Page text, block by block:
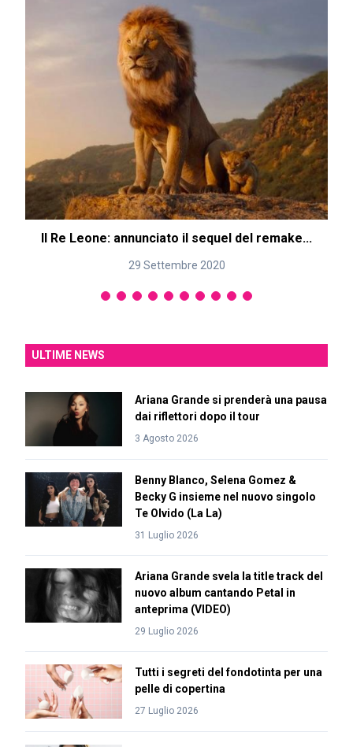
Il Re Leone: annunciato il sequel del remake...
29 Settembre 2020
ULTIME NEWS
Ariana Grande si prenderà una pausa
dai riflettori dopo il tour
3 Agosto 2026
Benny Blanco, Selena Gomez &
Becky G insieme nel nuovo singolo
Te Olvido (La La)
31 Luglio 2026
Ariana Grande svela la title track del
nuovo album cantando Petal in
anteprima (VIDEO)
29 Luglio 2026
Tutti i segreti del fondotinta per una
pelle di copertina
27 Luglio 2026